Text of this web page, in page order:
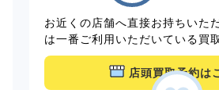
お近くの店舗へ直接お持ちいた
は一番ご利用いただいている買
店頭買取予約は